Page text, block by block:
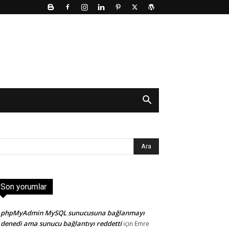
Son yorumlar
phpMyAdmin MySQL sunucusuna bağlanmayı
denedi ama sunucu bağlantıyı reddettiiçin Emre